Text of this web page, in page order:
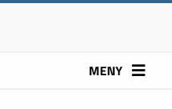
MENY